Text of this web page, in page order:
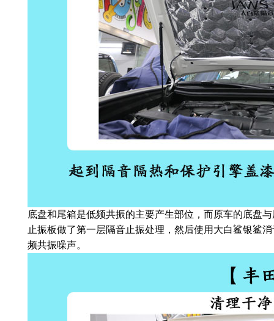
底盘和尾箱是低频共振的主要产生部位，而原车的底盘
止振板做了第一层隔音止振处理，然后使用大白鲨银鲨
频共振噪声。